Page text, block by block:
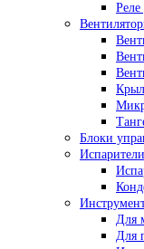
Реле
Блоки
Для
Для